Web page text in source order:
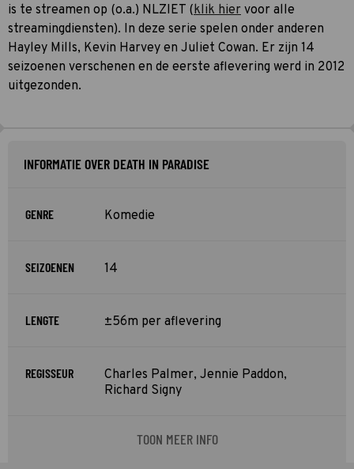
is te streamen op (o.a.) NLZIET (klik hier voor alle
streamingdiensten). In deze serie spelen onder anderen
Hayley Mills, Kevin Harvey en Juliet Cowan. Er zijn 14
seizoenen verschenen en de eerste aflevering werd in 2012
uitgezonden.
INFORMATIE OVER DEATH IN PARADISE
GENRE Komedie
SEIZOENEN 14
LENGTE ±56m per aflevering
REGISSEUR
Charles Palmer, Jennie Paddon,
Richard Signy
TOON MEER INFO